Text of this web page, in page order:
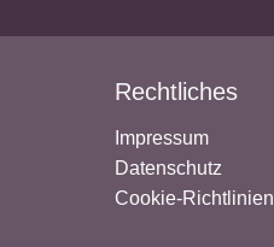
Rechtliches
Impressum
Datenschutz
Cookie-Richtlinien